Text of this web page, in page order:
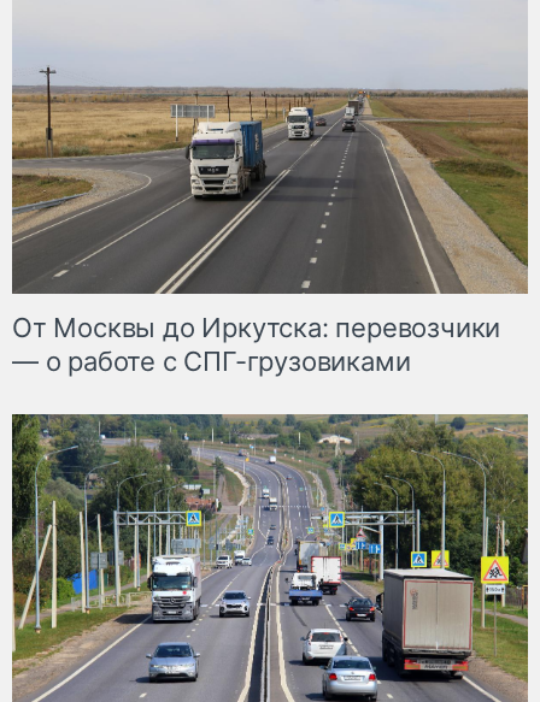
От Москвы до Иркутска: перевозчики
— о работе с СПГ-грузовиками